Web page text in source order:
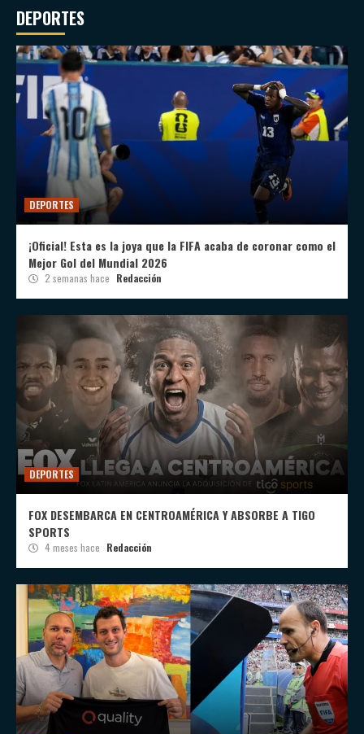
DEPORTES
DEPORTES
¡Oficial! Esta es la joya que la FIFA acaba de coronar como el
Mejor Gol del Mundial 2026
2 semanas hace Redacción
DEPORTES
FOX DESEMBARCA EN CENTROAMÉRICA Y ABSORBE A TIGO
SPORTS
4 meses hace Redacción